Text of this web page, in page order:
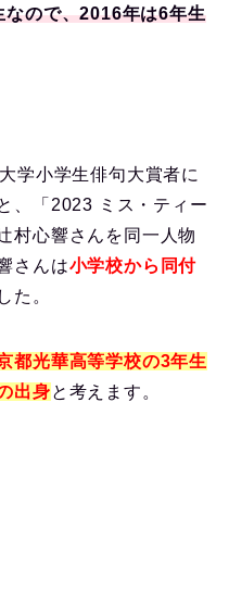
なので、2016年は6年生
学小学生俳句大賞者に
、「2023 ミス・ティー
村心響さんを同一人物
さんは小学校から同付
た。
都光華高等学校の3年生
出身と考えます。